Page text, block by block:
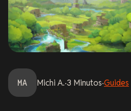
MA Michi A.·3 Minutos·Guides